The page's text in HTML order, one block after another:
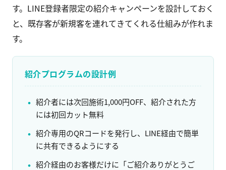
す。LINE登録者限定の紹介キャンペーンを設計しておく
と、既存客が新規客を連れてきてくれる仕組みが作れま
す。
紹介プログラムの設計例
紹介者には次回施術1,000円OFF、紹介された方
には初回カット無料
紹介専用のQRコードを発行し、LINE経由で簡単
に共有できるようにする
紹介経由のお客様だけに「ご紹介ありがとうご